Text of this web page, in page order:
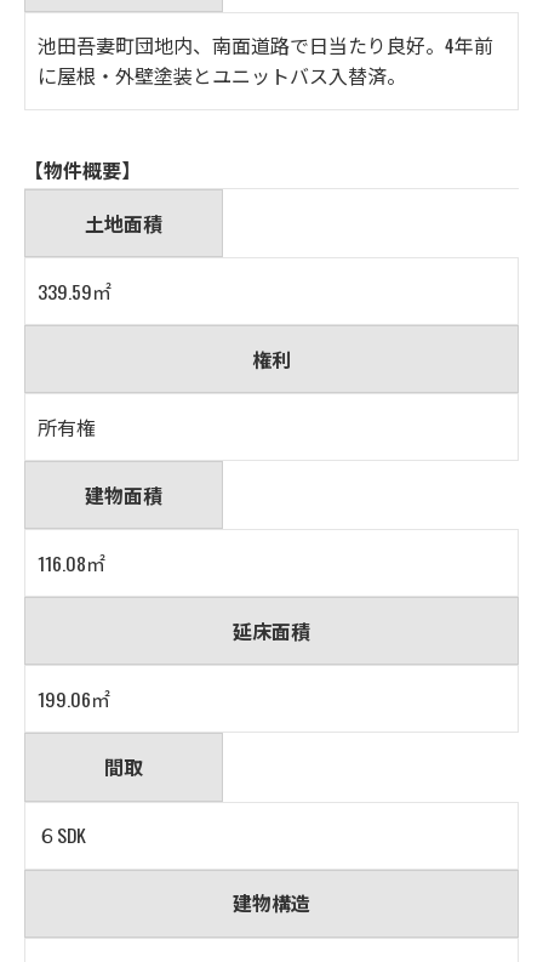
池田吾妻町団地内、南面道路で日当たり良好。4年前
に屋根・外壁塗装とユニットバス入替済。
【物件概要】
土地面積
339.59㎡
権利
所有権
建物面積
116.08㎡
延床面積
199.06㎡
間取
６SDK
建物構造